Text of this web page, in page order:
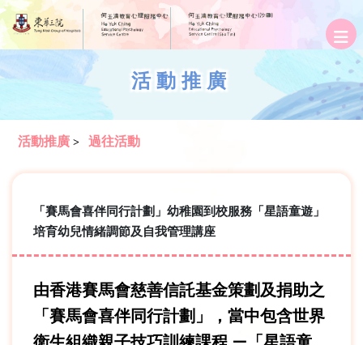
活動推廣
活動推廣 > 過往活動
「賽馬會喜伴同行計劃」幼稚園到校服務「星語童遊」
培育幼兒情緒調節及自我管理講座
由香港賽馬會慈善信託基金策劃及捐助之
「賽馬會喜伴同行計劃」，當中包含世界